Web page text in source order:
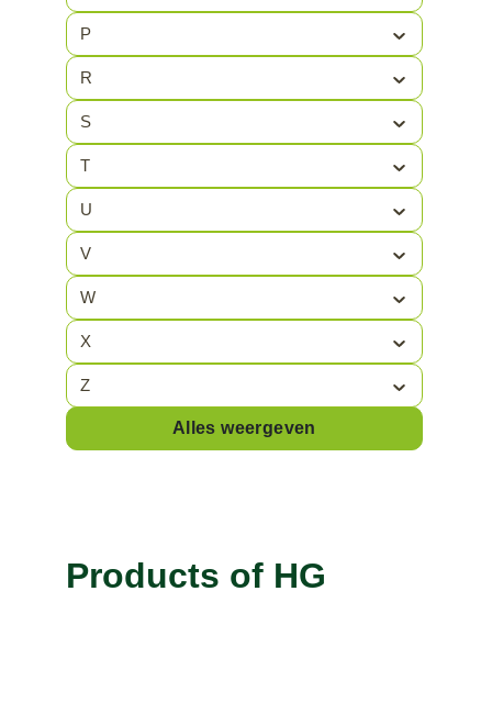
(28)
HPX
(1)
HSC
(9)
HTD
P
R
S
T
U
V
W
X
Z
Alles weergeven
Products of HG